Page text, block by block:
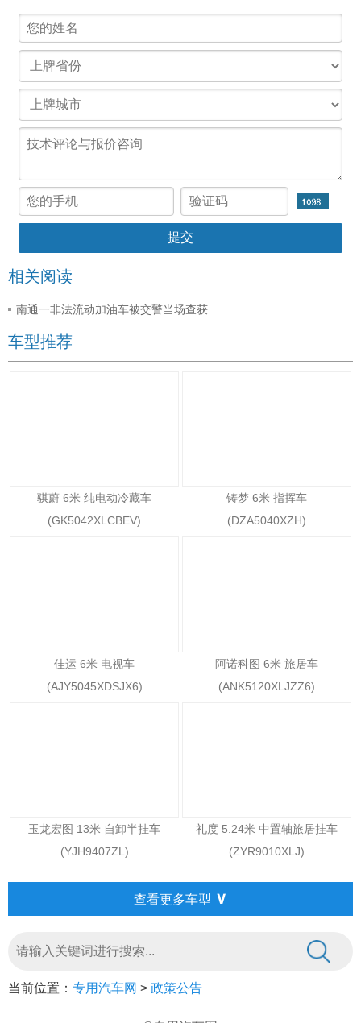
相关阅读
南通一非法流动加油车被交警当场查获
车型推荐
骐蔚 6米 纯电动冷藏车
(GK5042XLCBEV)
铸梦 6米 指挥车
(DZA5040XZH)
佳运 6米 电视车
(AJY5045XDSJX6)
阿诺科图 6米 旅居车
(ANK5120XLJZZ6)
玉龙宏图 13米 自卸半挂车
(YJH9407ZL)
礼度 5.24米 中置轴旅居挂车
(ZYR9010XLJ)
查看更多车型 ∨
当前位置： 专用汽车网 > 政策公告